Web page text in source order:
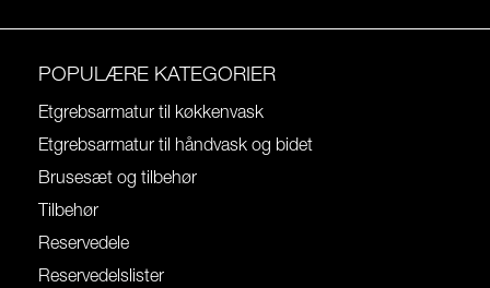
POPULÆRE KATEGORIER
Etgrebsarmatur til køkkenvask
Etgrebsarmatur til håndvask og bidet
Brusesæt og tilbehør
Tilbehør
Reservedele
Reservedelslister